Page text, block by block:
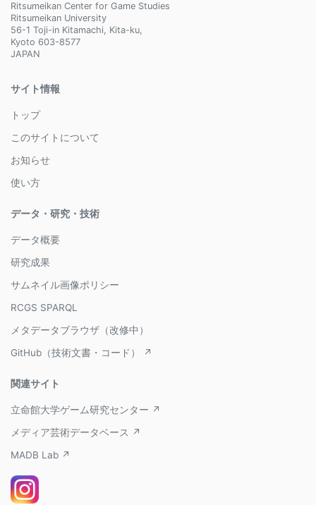
Ritsumeikan Center for Game Studies
Ritsumeikan University
56-1 Toji-in Kitamachi, Kita-ku,
Kyoto 603-8577
JAPAN
サイト情報
トップ
このサイトについて
お知らせ
使い方
データ・研究・技術
データ概要
研究成果
サムネイル画像ポリシー
RCGS SPARQL
メタデータブラウザ（改修中）
GitHub（技術文書・コード） ↗
関連サイト
立命館大学ゲーム研究センター ↗
メディア芸術データベース ↗
MADB Lab ↗